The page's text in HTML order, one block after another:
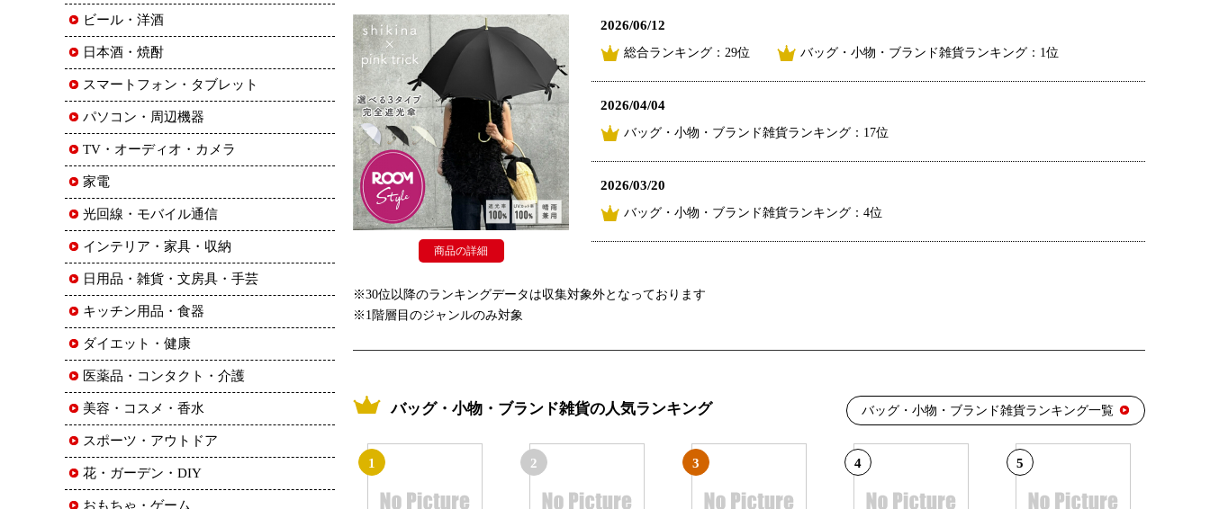
2026/06/12
総合ランキング：29位 バッグ・小物・ブランド雑貨ランキング：1位
2026/04/04
バッグ・小物・ブランド雑貨ランキング：17位
2026/03/20
バッグ・小物・ブランド雑貨ランキング：4位
商品の詳細
※30位以降のランキングデータは収集対象外となっております
※1階層目のジャンルのみ対象
バッグ・小物・ブランド雑貨の人気ランキング バッグ・小物・ブランド雑貨ランキング一覧
1 2 3 4 5
ビール・洋酒
日本酒・焼酎
スマートフォン・タブレット
パソコン・周辺機器
TV・オーディオ・カメラ
家電
光回線・モバイル通信
インテリア・家具・収納
日用品・雑貨・文房具・手芸
キッチン用品・食器
ダイエット・健康
医薬品・コンタクト・介護
美容・コスメ・香水
スポーツ・アウトドア
花・ガーデン・DIY
おもちゃ・ゲーム